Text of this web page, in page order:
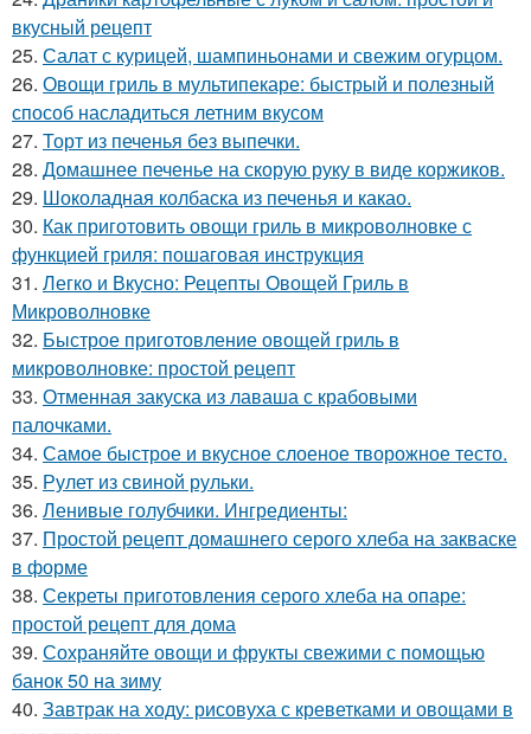
вкусный рецепт
25. Салат с курицей, шампиньонами и свежим огурцом.
26. Овощи гриль в мультипекаре: быстрый и полезный
способ насладиться летним вкусом
27. Торт из печенья без выпечки.
28. Домашнее печенье на скорую руку в виде коржиков.
29. Шоколадная колбаска из печенья и какао.
30. Как приготовить овощи гриль в микроволновке с
функцией гриля: пошаговая инструкция
31. Легко и Вкусно: Рецепты Овощей Гриль в
Микроволновке
32. Быстрое приготовление овощей гриль в
микроволновке: простой рецепт
33. Отменная закуска из лаваша с крабовыми
палочками.
34. Самое быстрое и вкусное слоеное творожное тесто.
35. Рулет из свиной рульки.
36. Ленивые голубчики. Ингредиенты:
37. Простой рецепт домашнего серого хлеба на закваске
в форме
38. Секреты приготовления серого хлеба на опаре:
простой рецепт для дома
39. Сохраняйте овощи и фрукты свежими с помощью
банок 50 на зиму
40. Завтрак на ходу: рисовуха с креветками и овощами в